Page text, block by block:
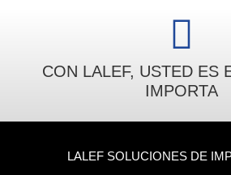
CON LALEF, USTED ES
IMPORTA
LALEF SOLUCIONES DE